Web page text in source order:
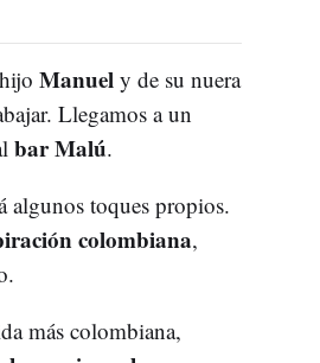
Manuely de su nuera
Llegamos a un
bar Malú.
algunos toques propios.
colombiana,
más colombiana,